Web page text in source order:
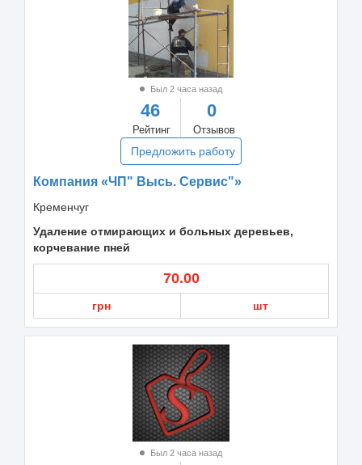
Был 2 часа назад
46
Рейтинг
0
Отзывов
Предложить работу
Компания «ЧП" Высь. Сервис"»
Кременчуг
Удаление отмирающих и больных деревьев,
корчевание пней
70.00
грн шт
Был 2 часа назад